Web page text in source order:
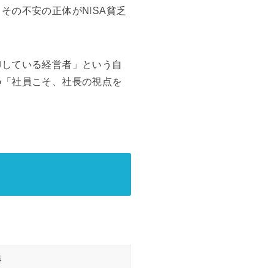
の不安の正体がNISA貧乏
ている経営者」という自
社員こそ、社長の視点を